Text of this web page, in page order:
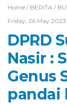
Home / BERITA /
Friday, 26 May 2023
DPRD
Nasir :
Genus
pandai